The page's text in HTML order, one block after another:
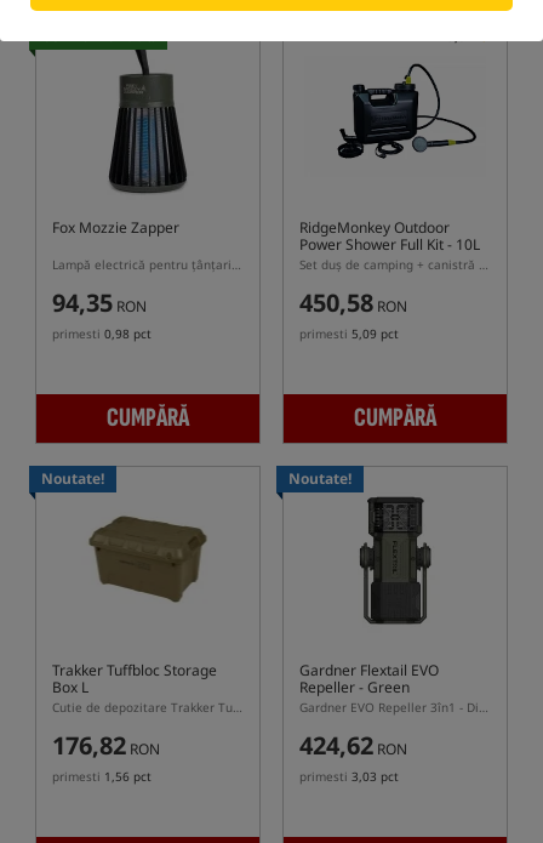
Fox Mozzie Zapper
Lampă electrică pentru țânțari Fox Mozzie Zapper USB-C
94,35 RON
primesti 0,98 pct
CUMPĂRĂ
RidgeMonkey Outdoor
Power Shower Full Kit - 10L
Set duș de camping + canistră de apă 10L
450,58 RON
primesti 5,09 pct
CUMPĂRĂ
Noutate!
Trakker Tuffbloc Storage
Box L
Cutie de depozitare Trakker Tuffbloc Storage Box cu capacitatea de 55L
176,82 RON
primesti 1,56 pct
Noutate!
Gardner Flextail EVO
Repeller - Green
Gardner EVO Repeller 3în1 - Dispozitiv anti-țânțari
424,62 RON
primesti 3,03 pct